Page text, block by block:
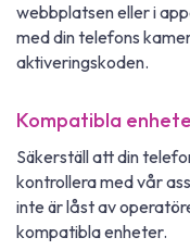
webbplatsen eller i
med din telefons
aktiveringskoden.
Kompatibla
Säkerställ att din
kontrollera med vår
inte är låst av
kompatibla enheter.